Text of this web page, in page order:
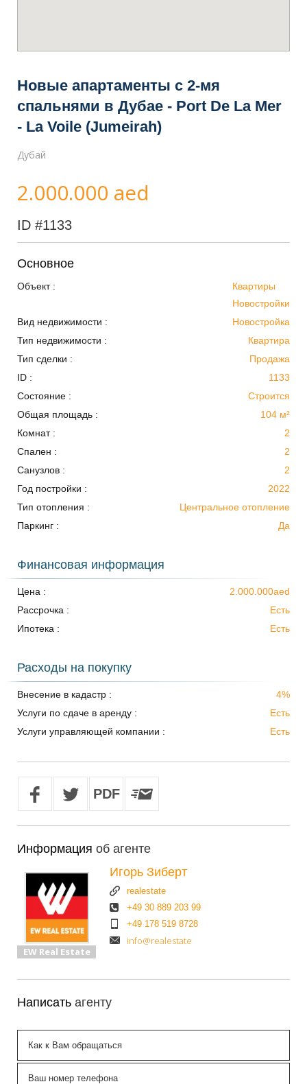
Новые апартаменты с 2-мя
спальнями в Дубае - Port De La Mer
- La Voile (Jumeirah)
Дубай
2.000.000 aed
ID #1133
Основное
Объект :
Квартиры
Новостройки
Вид недвижимости :
Новостройка
Тип недвижимости :
Квартира
Тип сделки :
Продажа
ID :
1133
Состояние :
Строится
Общая площадь :
104 м²
Комнат :
2
Спален :
2
Санузлов :
2
Год постройки :
2022
Тип отопления :
Центральное отопление
Паркинг :
Да
Финансовая информация
Цена :
2.000.000aed
Рассрочка :
Есть
Ипотека :
Есть
Расходы на покупку
Внесение в кадастр :
4%
Услуги по сдаче в аренду :
Есть
Услуги управляющей компании :
Есть
Информация об агенте
EW Real Estate
Игорь Зиберт
realestate
+49 30 889 203 99
+49 178 519 8728
info@realestate
Написать агенту